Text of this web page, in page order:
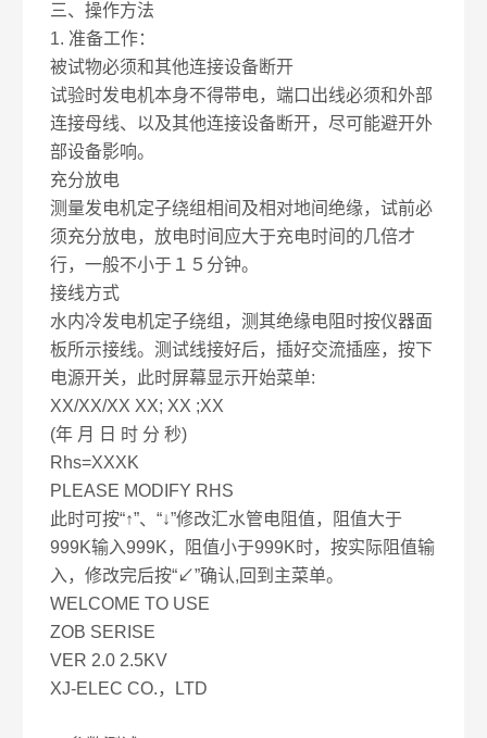
三、操作方法
1. 准备工作：
被试物必须和其他连接设备断开
试验时发电机本身不得带电，端口出线必须和外部
连接母线、以及其他连接设备断开，尽可能避开外
部设备影响。
充分放电
测量发电机定子绕组相间及相对地间绝缘，试前必
须充分放电，放电时间应大于充电时间的几倍才
行，一般不小于１５分钟。
接线方式
水内冷发电机定子绕组，测其绝缘电阻时按仪器面
板所示接线。测试线接好后，插好交流插座，按下
电源开关，此时屏幕显示开始菜单:
XX/XX/XX XX; XX ;XX
(年 月 日 时 分 秒)
Rhs=XXXK
PLEASE MODIFY RHS
此时可按“↑”、“↓”修改汇水管电阻值，阻值大于
999K输入999K，阻值小于999K时，按实际阻值输
入，修改完后按“↙”确认,回到主菜单。
WELCOME TO USE
ZOB SERISE
VER 2.0 2.5KV
XJ-ELEC CO.，LTD